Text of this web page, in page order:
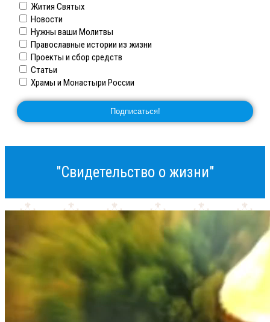
Жития Святых
Новости
Нужны ваши Молитвы
Православные истории из жизни
Проекты и сбор средств
Статьи
Храмы и Монастыри России
"Свидетельство о жизни"